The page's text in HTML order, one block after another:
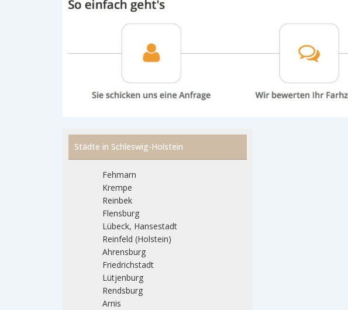
Städte in Schleswig-Holstein
Fehmarn
Krempe
Reinbek
Flensburg
Lübeck, Hansestadt
Reinfeld (Holstein)
Ahrensburg
Friedrichstadt
Lütjenburg
Rendsburg
Arnis